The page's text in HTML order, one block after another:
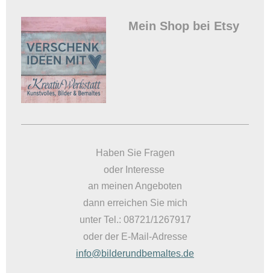
Mein Shop bei Etsy
Haben Sie Fragen
oder Interesse
an meinen Angeboten
dann erreichen Sie mich
unter Tel.: 08721/1267917
oder der E-Mail-Adresse
info@bilderundbemaltes.de